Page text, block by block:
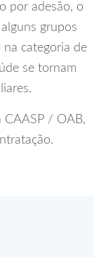
por adesão, o
grupos
categoria de
se tornam
CAASP / OAB,